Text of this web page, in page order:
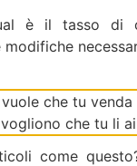
è il tasso di
come